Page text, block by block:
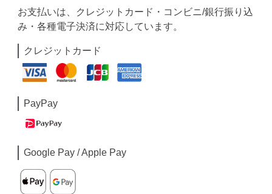
お支払いは、クレジットカード・コンビニ/銀行振り込
み・各種電子決済に対応しています。
クレジットカード
PayPay
Google Pay / Apple Pay